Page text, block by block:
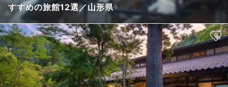
すすめの旅館12選／山形県